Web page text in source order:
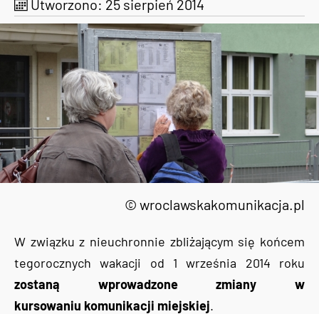
Utworzono: 25 sierpień 2014
© wroclawskakomunikacja.pl
W związku z nieuchronnie zbliżającym się końcem
tegorocznych wakacji od 1 września 2014 roku
zostaną wprowadzone zmiany w
kursowaniu komunikacji miejskiej.